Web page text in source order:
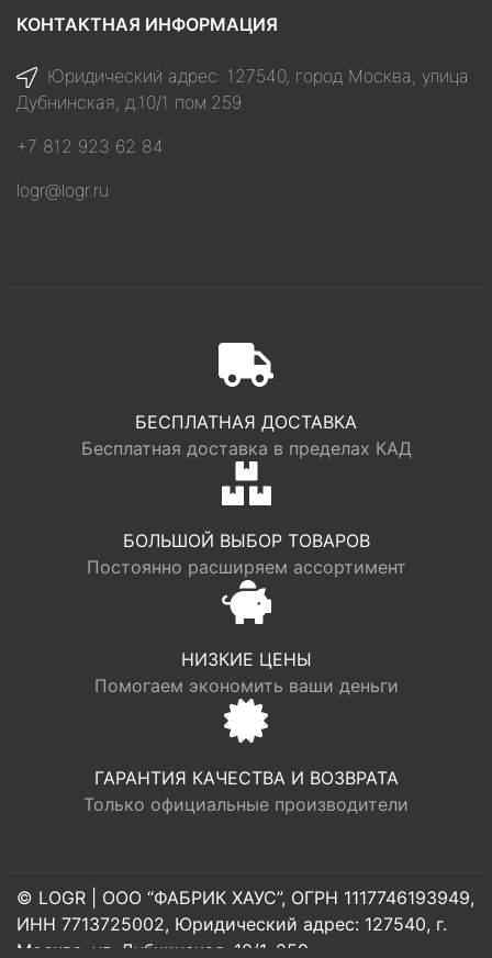
КОНТАКТНАЯ ИНФОРМАЦИЯ
Юридический адрес: 127540, город Москва, улица
Дубнинская, д.10/1 пом.259
+7 812 923 62 84
logr@logr.ru
БЕСПЛАТНАЯ ДОСТАВКА
Бесплатная доставка в пределах КАД
БОЛЬШОЙ ВЫБОР ТОВАРОВ
Постоянно расширяем ассортимент
НИЗКИЕ ЦЕНЫ
Помогаем экономить ваши деньги
ГАРАНТИЯ КАЧЕСТВА И ВОЗВРАТА
Только официальные производители
© LOGR | ООО “ФАБРИК ХАУС”, ОГРН 1117746193949,
ИНН 7713725002, Юридический адрес: 127540, г.
Москва, ул. Дубнинская, 10/1, 259